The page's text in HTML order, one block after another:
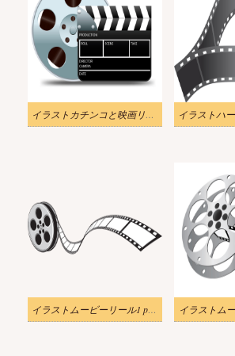
イラストカチンコと映画リールpng
イラストムービーリール1 png透明 イラストム